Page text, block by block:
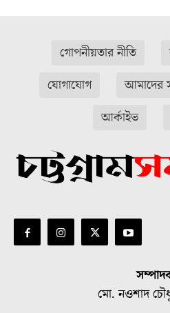
গোপনীয়তার নীতি
যোগাযোগ
আমাদের
আর্কাইভ
মো. নওশাদ